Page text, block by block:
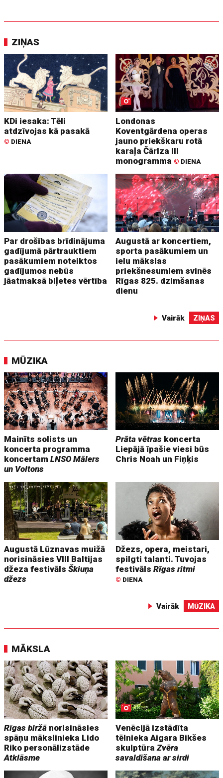
ZIŅAS
KDi iesaka: Tēli
atdzīvojas kā pasakā
© DIENA
Londonas
Koventgārdena operas
jauno priekškaru rotā
karaļa Čārlza III
monogramma © DIENA
Par drošības brīdinājuma
gadījumā pārtrauktiem
pasākumiem noteiktos
gadījumos nebūs
jāatmaksā biļetes vērtība
Augustā ar koncertiem,
sporta pasākumiem un
ielu mākslas
priekšnesumiem svinēs
Rīgas 825. dzimšanas
dienu
Vairāk ZIŅAS
MŪZIKA
Mainīts solists un
koncerta programma
koncertamLNSO Mālers
un Voltons
Prāta vētras koncerta
Liepājā īpašie viesi būs
Chris Noah un Fiņķis
Augustā Lūznavas muižā
norisināsies VIII Baltijas
džeza festivālsŠkiuņa
džezs
Džezs, opera, meistari,
spilgti talanti. Tuvojas
festivālsRīgas ritmi
© DIENA
Vairāk MŪZIKA
MĀKSLA
Rīgas biržā norisināsies
spāņu mākslinieka Lido
Riko personālizstāde
Atklāsme
Venēcijā izstādīta
tēlnieka Aigara Bikšes
skulptūraZvēra
savaldīšana ar sirdi